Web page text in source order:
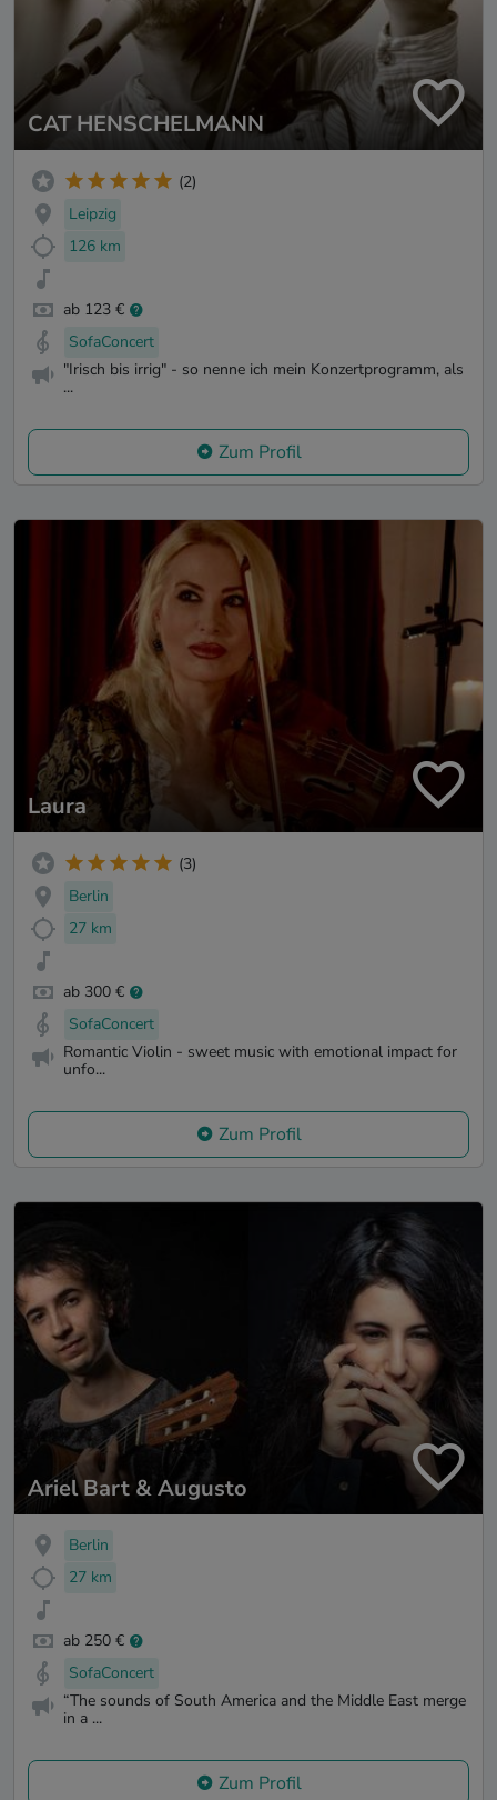
CAT HENSCHELMANN
(2)
Leipzig
126 km
ab 123 €
SofaConcert
"Irisch bis irrig" - so nenne ich mein Konzertprogramm, als
...
Zum Profil
Laura
(3)
Berlin
27 km
ab 300 €
SofaConcert
Romantic Violin - sweet music with emotional impact for
unfo...
Zum Profil
Ariel Bart & Augusto
Berlin
27 km
ab 250 €
SofaConcert
“The sounds of South America and the Middle East merge
in a ...
Zum Profil